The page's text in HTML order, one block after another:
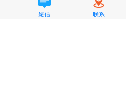
短信 联系